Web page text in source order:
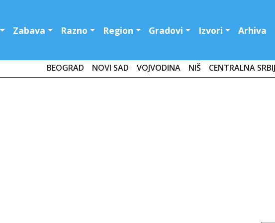
Zabava Razno Region Gradovi Izvori Arhiva
BEOGRAD NOVI SAD VOJVODINA NIŠ CENTRALNA